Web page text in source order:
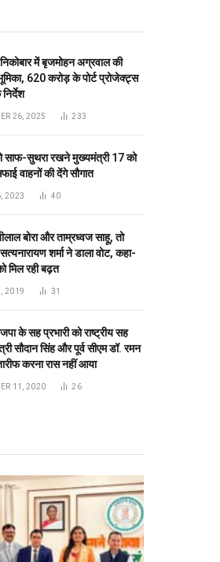
13722/1
में बृजमोहन अग्रवाल की
26, 2025 233
साफ-सुथरा रखने मुख्यमंत्री 17 को
बोरा और ताम्रध्वज साहू, तो
शर्मा ने डाला वोट, कहा-
मिल रही बढ़त
2019 31